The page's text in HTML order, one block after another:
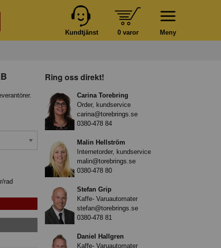
Meny
0 varor
Kundtjänst
rad
Ring oss direkt!
Carina Torebring
Order, kundservice
carina@torebrings.se
0380-478 84
Malin Hellström
Internetorder, kundservice
malin@torebrings.se
0380-478 80
Stefan Grip
Kaffe- Varuautomater
stefan@torebrings.se
0380-478 81
Daniel Hallgren
Kaffe- Varuautomater